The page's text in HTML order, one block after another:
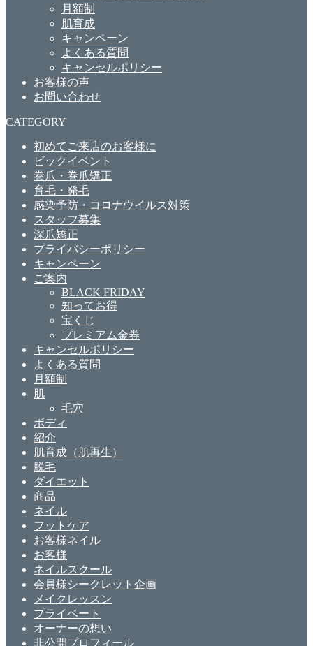
月額制
肌育成
キャンペーン
よくある質問
キャンセルポリシー
お客様の声
お問い合わせ
CATEGORY
初めてご来店のお客様に
ビックイベント
巻爪・巻爪矯正
育毛・発毛
感染予防・コロナウイルス対策
スタッフ募集
深爪矯正
プライバシーポリシー
キャンペーン
ご案内
BLACK FRIDAY
知ってお得
宝くじ
プレミアム金券
キャンセルポリシー
よくある質問
月額制
肌
毛穴
ボディ
紹介
肌育成（肌再生）
脱毛
ダイエット
商品
ネイル
フットケア
お客様ネイル
お客様
ネイルスクール
会員様シークレット企画
メイクレッスン
プライベート
オーナーの想い
非公開プロフィール